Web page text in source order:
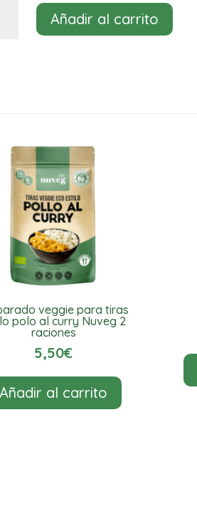
Añadir al carrito
veggie para tiras
polo al curry Nuveg 2
raciones
5,50€
Añadir al carrito